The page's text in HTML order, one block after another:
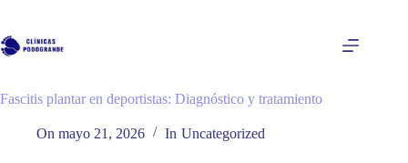
contenido
Fascitis plantar en deportistas: Diagnóstico y tratamiento
On mayo 21, 2026 In Uncategorized